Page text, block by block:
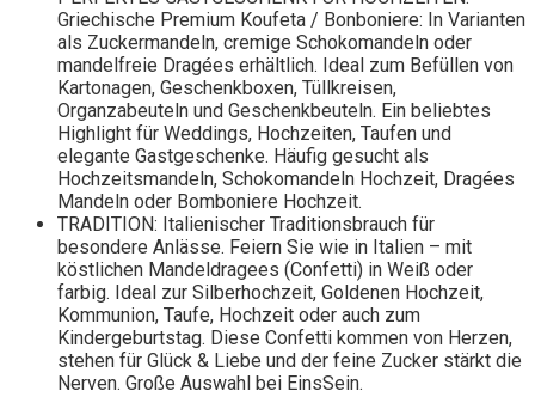
Griechische Premium Koufeta / Bonboniere: In Varianten
als Zuckermandeln, cremige Schokomandeln oder
mandelfreie Dragées erhältlich. Ideal zum Befüllen von
Kartonagen, Geschenkboxen, Tüllkreisen,
Organzabeuteln und Geschenkbeuteln. Ein beliebtes
Highlight für Weddings, Hochzeiten, Taufen und
elegante Gastgeschenke. Häufig gesucht als
Hochzeitsmandeln, Schokomandeln Hochzeit, Dragées
Mandeln oder Bomboniere Hochzeit.
TRADITION: Italienischer Traditionsbrauch für
besondere Anlässe. Feiern Sie wie in Italien – mit
köstlichen Mandeldragees (Confetti) in Weiß oder
farbig. Ideal zur Silberhochzeit, Goldenen Hochzeit,
Kommunion, Taufe, Hochzeit oder auch zum
Kindergeburtstag. Diese Confetti kommen von Herzen,
stehen für Glück & Liebe und der feine Zucker stärkt die
Nerven. Große Auswahl bei EinsSein.